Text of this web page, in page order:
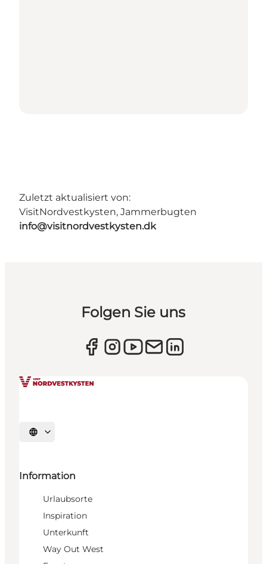
Zuletzt aktualisiert von:
VisitNordvestkysten, Jammerbugten
info@visitnordvestkysten.dk
Folgen Sie uns
Sprache auswählen
Information
Urlaubsorte
Inspiration
Unterkunft
Way Out West